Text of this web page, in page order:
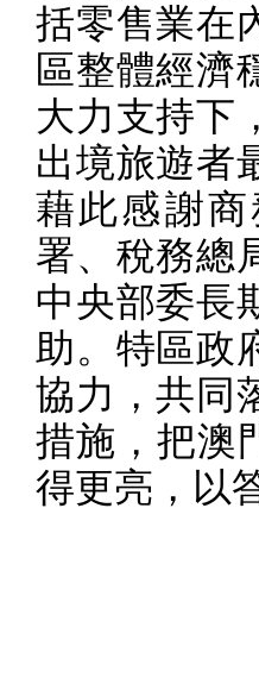
括零售業在
區整體經濟
大力支持下
出境旅遊者
藉此感謝
署、稅務總
中央部委長
助。特區政
協力，共同
措施，把澳
得更亮，以